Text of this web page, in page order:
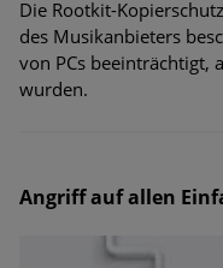
Die Rootkit-
des Musikanbieters
von PCs beeinträchtigt,
wurden.
Angriff auf allen